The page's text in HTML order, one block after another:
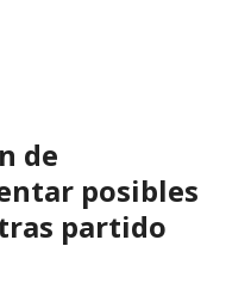
de
posibles
partido